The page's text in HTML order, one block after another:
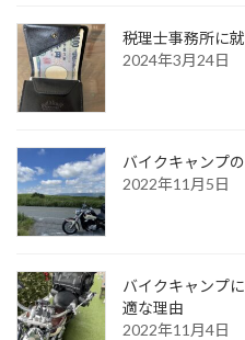
税理士事務所に
2024年3月24日
バイクキャンプ
2022年11月5日
バイクキャンプ
適な理由
2022年11月4日